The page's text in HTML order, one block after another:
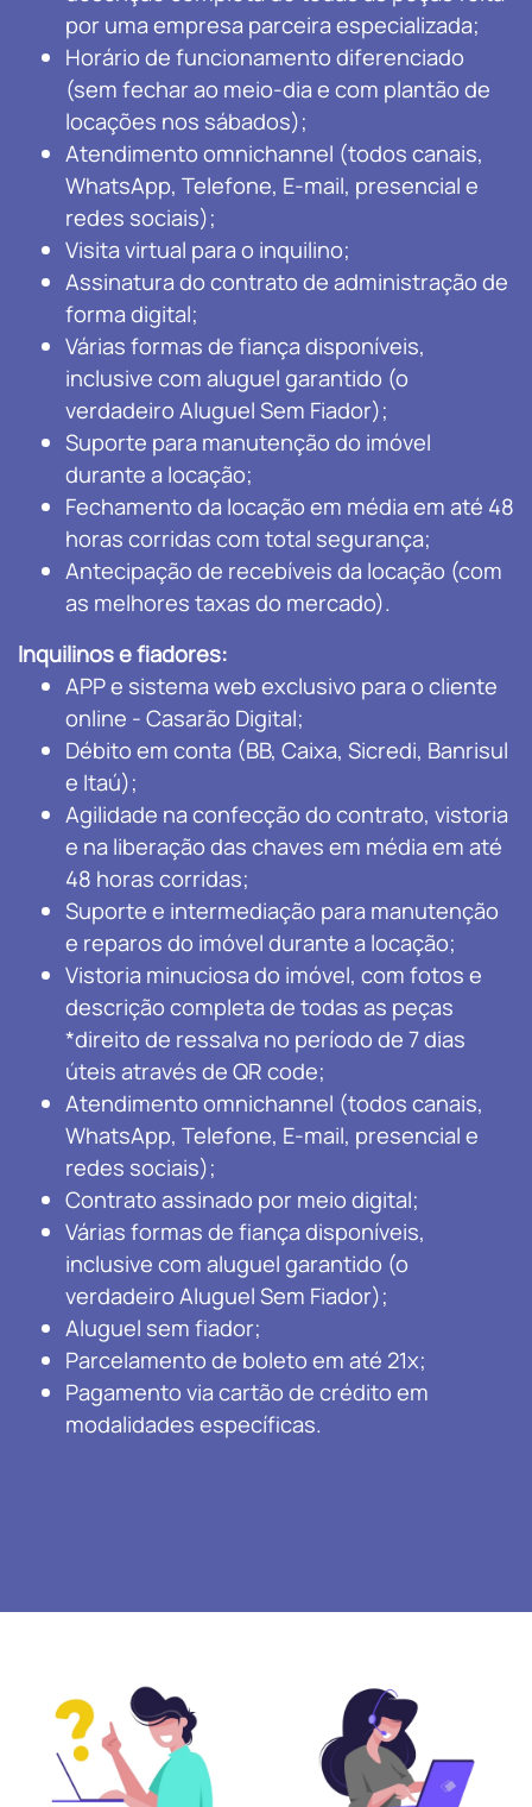
por uma empresa parceira especializada;
Horário de funcionamento diferenciado
(sem fechar ao meio-dia e com plantão de
locações nos sábados);
Atendimento omnichannel (todos canais,
WhatsApp, Telefone, E-mail, presencial e
redes sociais);
Visita virtual para o inquilino;
Assinatura do contrato de administração de
forma digital;
Várias formas de fiança disponíveis,
inclusive com aluguel garantido (o
verdadeiro Aluguel Sem Fiador);
Suporte para manutenção do imóvel
durante a locação;
Fechamento da locação em média em até 48
horas corridas com total segurança;
Antecipação de recebíveis da locação (com
as melhores taxas do mercado).
Inquilinos e fiadores:
APP e sistema web exclusivo para o cliente
online - Casarão Digital;
Débito em conta (BB, Caixa, Sicredi, Banrisul
e Itaú);
Agilidade na confecção do contrato, vistoria
e na liberação das chaves em média em até
48 horas corridas;
Suporte e intermediação para manutenção
e reparos do imóvel durante a locação;
Vistoria minuciosa do imóvel, com fotos e
descrição completa de todas as peças
*direito de ressalva no período de 7 dias
úteis através de QR code;
Atendimento omnichannel (todos canais,
WhatsApp, Telefone, E-mail, presencial e
redes sociais);
Contrato assinado por meio digital;
Várias formas de fiança disponíveis,
inclusive com aluguel garantido (o
verdadeiro Aluguel Sem Fiador);
Aluguel sem fiador;
Parcelamento de boleto em até 21x;
Pagamento via cartão de crédito em
modalidades específicas.